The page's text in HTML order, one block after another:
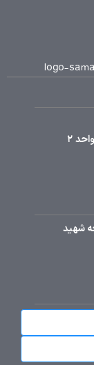
جنوبی، کوچه غدیر 4 (کوچه شهید